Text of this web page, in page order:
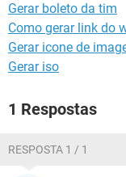
Gerar boleto da tim
Como gerar link do
Gerar icone de
Gerar iso
1 Respostas
RESPOSTA 1 / 1